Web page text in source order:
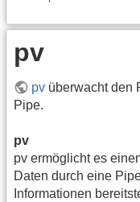
pv
pv überwacht den
Pipe.
pv
pv ermöglicht es
Daten durch eine
Informationen